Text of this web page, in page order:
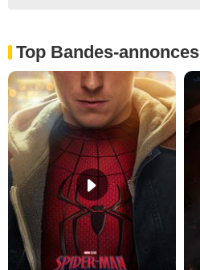
Top Bandes-annonces